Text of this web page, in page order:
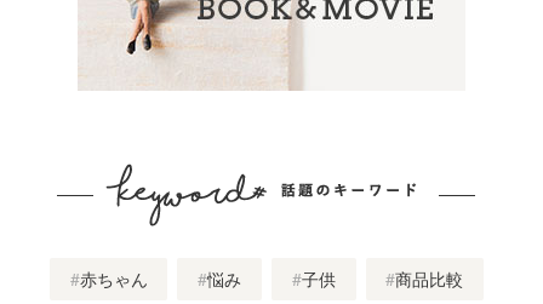
赤ちゃん 悩み 子供 商品比較